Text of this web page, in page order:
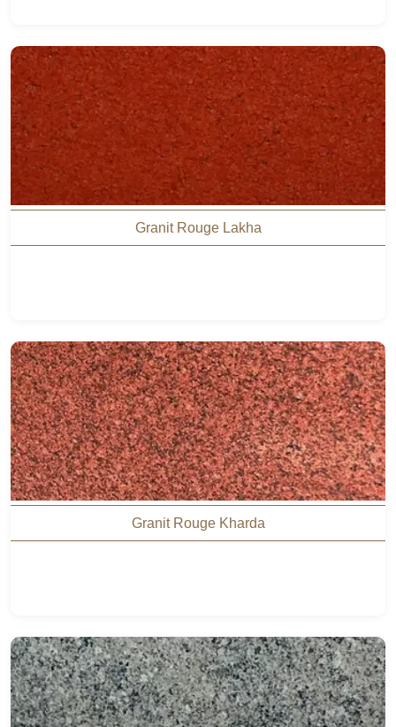
Granit Rouge Lakha
Granit Rouge Kharda